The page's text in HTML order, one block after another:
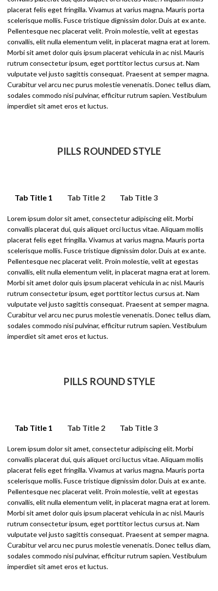
placerat felis eget fringilla. Vivamus at varius magna. Mauris porta
scelerisque mollis. Fusce tristique dignissim dolor. Duis at ex ante.
Pellentesque nec placerat velit. Proin molestie, velit at egestas
convallis, elit nulla elementum velit, in placerat magna erat at lorem.
Morbi sit amet dolor quis ipsum placerat vehicula in ac nisl. Mauris
rutrum consectetur ipsum, eget porttitor lectus cursus at. Nam
vulputate vel justo sagittis consequat. Praesent at semper magna.
Curabitur vel arcu nec purus molestie venenatis. Donec tellus diam,
sodales commodo nisi pulvinar, efficitur rutrum sapien. Vestibulum
imperdiet sit amet eros et luctus.
PILLS ROUNDED STYLE
Tab Title 1 Tab Title 2 Tab Title 3
Lorem ipsum dolor sit amet, consectetur adipiscing elit. Morbi
convallis placerat dui, quis aliquet orci luctus vitae. Aliquam mollis
placerat felis eget fringilla. Vivamus at varius magna. Mauris porta
scelerisque mollis. Fusce tristique dignissim dolor. Duis at ex ante.
Pellentesque nec placerat velit. Proin molestie, velit at egestas
convallis, elit nulla elementum velit, in placerat magna erat at lorem.
Morbi sit amet dolor quis ipsum placerat vehicula in ac nisl. Mauris
rutrum consectetur ipsum, eget porttitor lectus cursus at. Nam
vulputate vel justo sagittis consequat. Praesent at semper magna.
Curabitur vel arcu nec purus molestie venenatis. Donec tellus diam,
sodales commodo nisi pulvinar, efficitur rutrum sapien. Vestibulum
imperdiet sit amet eros et luctus.
PILLS ROUND STYLE
Tab Title 1 Tab Title 2 Tab Title 3
Lorem ipsum dolor sit amet, consectetur adipiscing elit. Morbi
convallis placerat dui, quis aliquet orci luctus vitae. Aliquam mollis
placerat felis eget fringilla. Vivamus at varius magna. Mauris porta
scelerisque mollis. Fusce tristique dignissim dolor. Duis at ex ante.
Pellentesque nec placerat velit. Proin molestie, velit at egestas
convallis, elit nulla elementum velit, in placerat magna erat at lorem.
Morbi sit amet dolor quis ipsum placerat vehicula in ac nisl. Mauris
rutrum consectetur ipsum, eget porttitor lectus cursus at. Nam
vulputate vel justo sagittis consequat. Praesent at semper magna.
Curabitur vel arcu nec purus molestie venenatis. Donec tellus diam,
sodales commodo nisi pulvinar, efficitur rutrum sapien. Vestibulum
imperdiet sit amet eros et luctus.